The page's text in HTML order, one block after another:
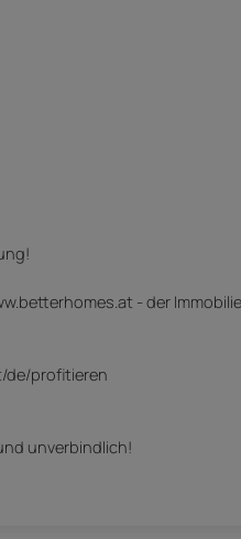
- der
de/profitieren
unverbindlich!